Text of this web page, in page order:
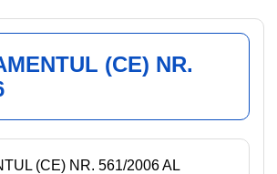
(CE) NR.
(CE) NR. 561/2006 AL